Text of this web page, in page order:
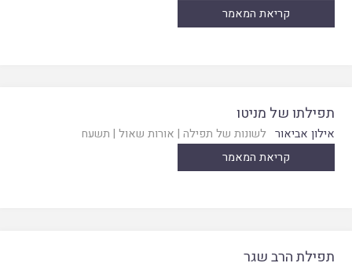
קריאת המאמר
תפילתו של מניטו
אילון אביאור לשונות של תפילה | אורות שאול | תשעח
קריאת המאמר
תפילת הרב שגר